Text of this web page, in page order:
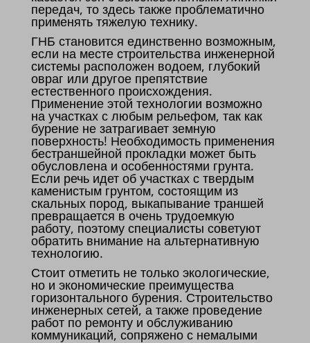
передач, то здесь также проблематично
применять тяжелую технику.
ГНБ становится единственно возможным,
если на месте строительства инженерной
системы расположен водоем, глубокий
овраг или другое препятствие
естественного происхождения.
Применение этой технологии возможно
на участках с любым рельефом, так как
бурение не затрагивает земную
поверхность! Необходимость применения
бестраншейной прокладки может быть
обусловлена и особенностями грунта.
Если речь идет об участках с твердым
каменистым грунтом, состоящим из
скальных пород, выкапывание траншей
превращается в очень трудоемкую
работу, поэтому специалисты советуют
обратить внимание на альтернативную
технологию.
Стоит отметить не только экологические,
но и экономические преимущества
горизонтального бурения. Строительство
инженерных сетей, а также проведение
работ по ремонту и обслуживанию
коммуникаций, сопряжено с немалыми